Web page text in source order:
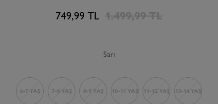
749,99 TL 1.499,99 TL
Sarı
6-7 YAŞ 7-8 YAŞ 8-9 YAŞ 10-11 YAŞ 11-12 YAŞ 13-14 YAŞ